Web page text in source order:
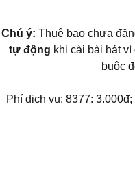
Chú ý: Thuê bao chưa
tự động khi cài bài hát
buộc
Phí dịch vụ: 8377: